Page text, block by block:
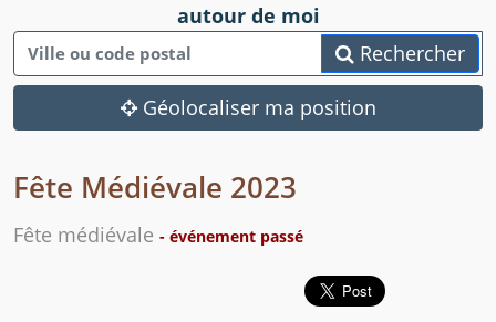
autour de moi
Rechercher
Géolocaliser ma position
Fête Médiévale 2023
Fête médiévale - événement passé